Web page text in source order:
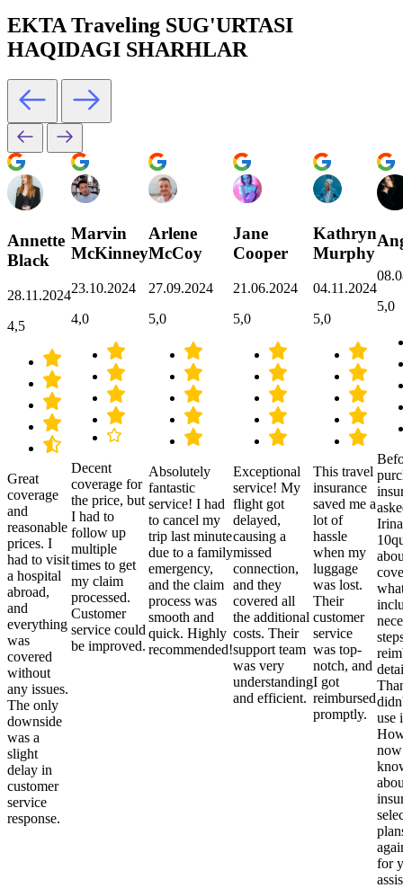
EKTA Traveling SUG'URTASI
HAQIDAGI SHARHLAR
Annette
Black
28.11.2024
4,5
Great
coverage
and
reasonable
prices. I
had to visit
a hospital
abroad,
and
everything
was
covered
without
any issues.
The only
downside
was a
slight
delay in
customer
service
response.
Marvin
McKinney
23.10.2024
4,0
Decent
coverage for
the price, but
I had to
follow up
multiple
times to get
my claim
processed.
Customer
service could
be improved.
Arlene
McCoy
27.09.2024
5,0
Absolutely
fantastic
service! I had
to cancel my
trip last minute
due to a family
emergency,
and the claim
process was
smooth and
quick. Highly
recommended!
Jane
Cooper
21.06.2024
5,0
Exceptional
service! My
flight got
delayed,
causing a
missed
connection,
and they
covered all
the additional
costs. Their
support team
was very
understanding
and efficient.
Kathryn
Murphy
04.11.2024
5,0
This travel
insurance
saved me a
lot of
hassle
when my
luggage
was lost.
Their
customer
service
was top-
notch, and
I got
reimbursed
promptly.
5,0
use
for